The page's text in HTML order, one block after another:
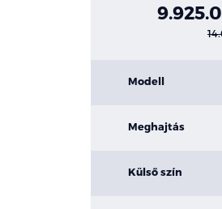
Modell
Meghajtás
Külső szín